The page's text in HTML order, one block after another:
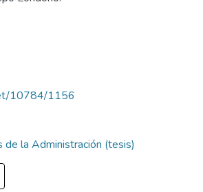
10784/1156
de la Administración (tesis)